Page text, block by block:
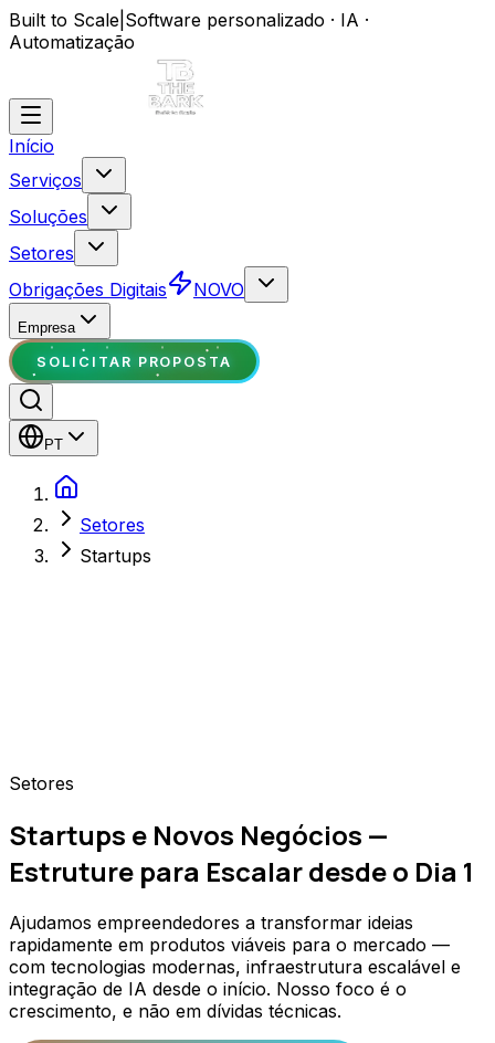
Built to Scale Software personalizado · IA ·
Automatização
Início
Serviços
Soluções
Setores
Obrigações Digitais
NOVO
Empresa
SOLICITAR PROPOSTA
PT
Setores
Startups
Setores
Startups e Novos Negócios —
Estruture para Escalar desde o Dia 1
Ajudamos empreendedores a transformar ideias
rapidamente em produtos viáveis para o mercado —
com tecnologias modernas, infraestrutura escalável e
integração de IA desde o início. Nosso foco é o
crescimento, e não em dívidas técnicas.